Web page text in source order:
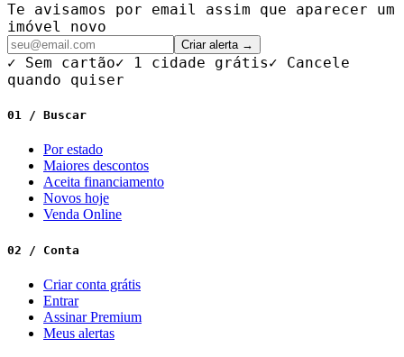
Te avisamos por email assim que aparecer um
imóvel novo
Criar alerta →
✓ Sem cartão✓ 1 cidade grátis✓ Cancele
quando quiser
01 / Buscar
Por estado
Maiores descontos
Aceita financiamento
Novos hoje
Venda Online
02 / Conta
Criar conta grátis
Entrar
Assinar Premium
Meus alertas